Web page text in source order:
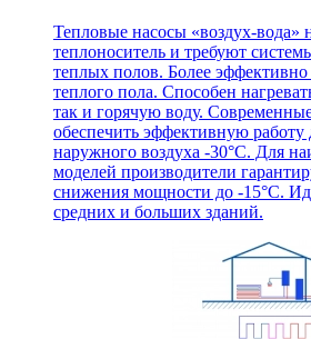
Тепловые насосы «воздух-вода»
теплоноситель и требуют
теплых полов. Более эффективно
теплого пола. Способен
так и горячую воду.
обеспечить эффективную работу
наружного воздуха -30°С. Для
моделей производители
снижения мощности до -15°C.
средних и больших зданий.